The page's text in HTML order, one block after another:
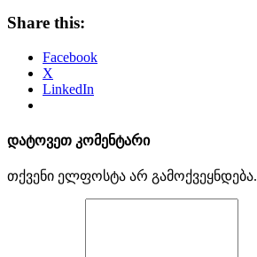
Share this:
Facebook
X
LinkedIn
დატოვეთ კომენტარი
თქვენი ელფოსტა არ გამოქვეყნდება.